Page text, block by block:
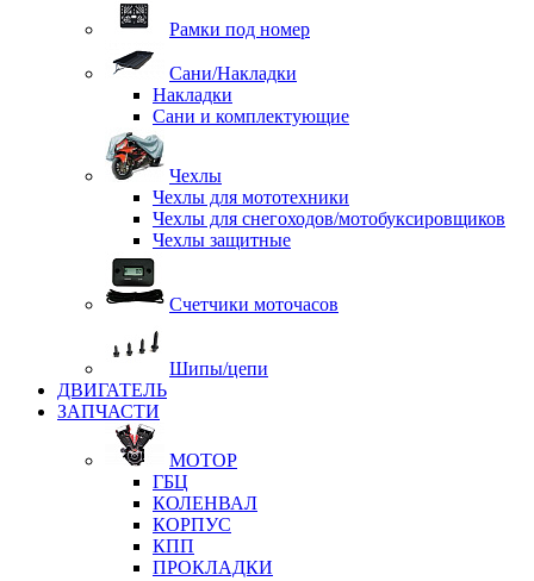
Рамки под номер
Сани/Накладки
Накладки
Сани и комплектующие
Чехлы
Чехлы для мототехники
Чехлы для снегоходов/мотобуксировщиков
Чехлы защитные
Счетчики моточасов
Шипы/цепи
ДВИГАТЕЛЬ
ЗАПЧАСТИ
МОТОР
ГБЦ
КОЛЕНВАЛ
КОРПУС
КПП
ПРОКЛАДКИ